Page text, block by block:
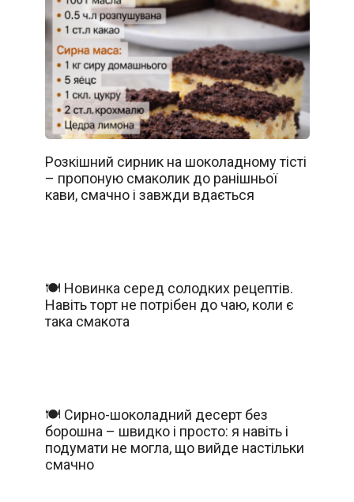
Розкішний сирник на шоколадному тісті
– пропоную смаколик до ранішньої
кави, смачно і завжди вдається
🍽️ Новинка серед солодких рецептів.
Навіть торт не потрібен до чаю, коли є
така смакота
🍽️ Сирно-шоколадний десерт без
борошна – швидко і просто: я навіть і
подумати не могла, що вийде настільки
смачно